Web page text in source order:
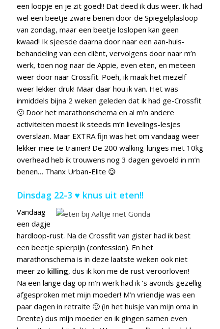
een loopje en je zit goed!! Dat deed ik dus weer. Ik had
wel een beetje zware benen door de Spiegelplasloop
van zondag, maar een beetje loslopen kan geen
kwaad! Ik sjeesde daarna door naar een aan-huis-
behandeling van een cliënt, vervolgens door naar m’n
werk, toen nog naar de Appie, even eten, en meteen
weer door naar Crossfit. Poeh, ik maak het mezelf
weer lekker druk! Maar daar hou ik van. Het was
inmiddels bijna 2 weken geleden dat ik had ge-Crossfit
🙁 Door het marathonschema en al m’n andere
activiteiten moest ik steeds m’n lievelings-lesjes
overslaan. Maar EXTRA fijn was het om vandaag weer
lekker mee te trainen! De 200 walking-lunges met 10kg
overhead heb ik trouwens nog 3 dagen gevoeld in m’n
benen… Thanx Urban-Elite 😉
Dinsdag 22-3 ♥ knus uit eten!!
Vandaag
een dagje
hardloop-rust. Na de Crossfit van gister had ik best
een beetje spierpijn (confession). En het
marathonschema is in deze laatste weken ook niet
meer zo killing, dus ik kon me de rust veroorloven!
Na een lange dag op m’n werk had ik ’s avonds gezellig
afgesproken met mijn moeder! M’n vriendje was een
paar dagen in retraite 🙂 (in het huisje van mijn oma in
Drente) dus mijn moeder en ik gingen samen even